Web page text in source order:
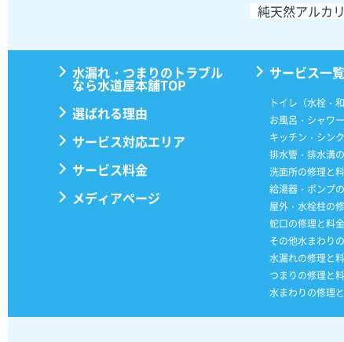
純天然アルカ
水漏れ・つまりのトラブル
なら水道屋本舗TOP
選ばれる理由
サービス対応エリア
サービス料金
メディアページ
サービス一覧
トイレ（水栓・
お風呂・シャワ
キッチン・シン
排水管・排水溝
洗面所の修理と
給湯器・ポンプ
屋外・水栓柱の
蛇口の修理と料
その他水まわり
水漏れの修理と
つまりの修理と
水まわりの修理